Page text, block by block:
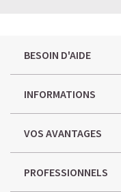
BESOIN D'AIDE
INFORMATIONS
VOS AVANTAGES
PROFESSIONNELS